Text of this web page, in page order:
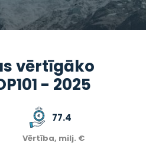
vērtīgāko
- 2025
77.4
Vērtība, milj. €